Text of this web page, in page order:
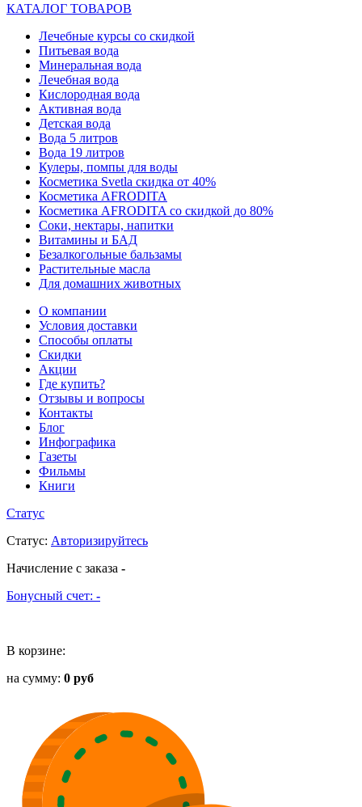
КАТАЛОГ ТОВАРОВ
Лечебные курсы со скидкой
Питьевая вода
Минеральная вода
Лечебная вода
Кислородная вода
Активная вода
Детская вода
Вода 5 литров
Вода 19 литров
Кулеры, помпы для воды
Косметика Svetla скидка от 40%
Косметика AFRODITA
Косметика AFRODITA со скидкой до 80%
Соки, нектары, напитки
Витамины и БАД
Безалкогольные бальзамы
Растительные масла
Для домашних животных
О компании
Условия доставки
Способы оплаты
Скидки
Акции
Где купить?
Отзывы и вопросы
Контакты
Блог
Инфографика
Газеты
Фильмы
Книги
Статус
Статус: Авторизируйтесь
Начисление с заказа -
Бонусный счет: -
В корзине:
на сумму: 0 руб